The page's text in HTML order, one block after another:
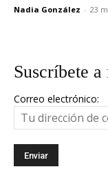
Nadia González - 23
Suscríbete a
Correo electrónico: